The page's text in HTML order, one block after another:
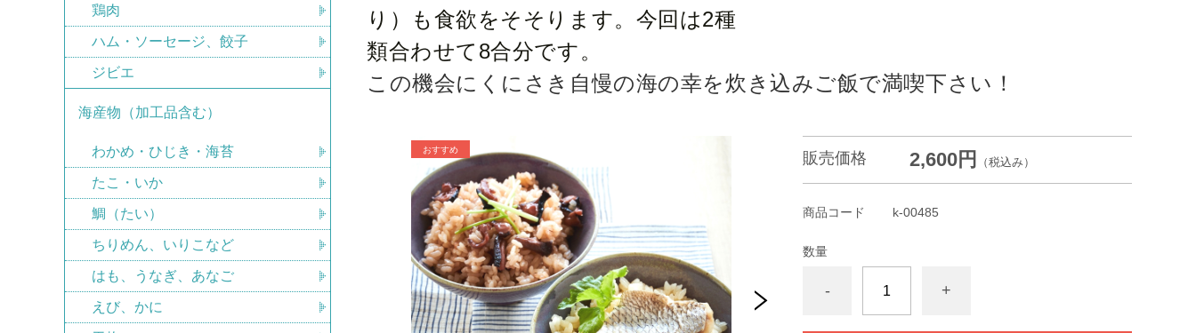
り）も食欲をそそります。今回は2種
類合わせて8合分です。
この機会にくにさき自慢の海の幸を炊き込みご飯で満喫下さい！
販売価格 2,600円 （税込み）
商品コード k-00485
数量
- +
鶏肉
ハム・ソーセージ、餃子
ジビエ
海産物（加工品含む）
わかめ・ひじき・海苔
たこ・いか
鯛（たい）
ちりめん、いりこなど
はも、うなぎ、あなご
えび、かに